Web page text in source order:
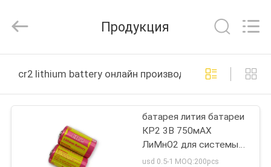
ПРОДУКТЫ
РОЛИКИ
Energy
Technology
All
Reserved.
Продукция
cr2 lithium battery онлайн производство
батарея лития батареи
КР2 3В 750мАХ
ЛиМнО2 для системы
безопасности ГПС
usd 0.5-1 MOQ:200pcs